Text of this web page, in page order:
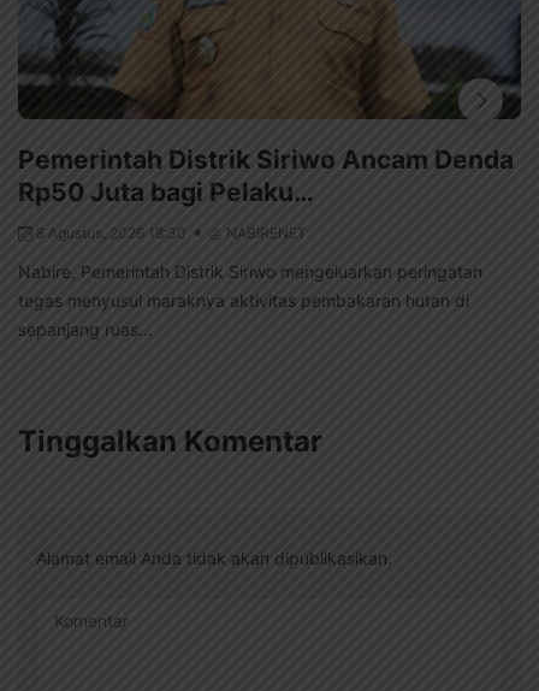
Pemerintah Distrik Siriwo Ancam Denda
Rp50 Juta bagi Pelaku…
8 Agustus, 2026 18:30 NABIRENET
Nabire, Pemerintah Distrik Siriwo mengeluarkan peringatan
tegas menyusul maraknya aktivitas pembakaran hutan di
sepanjang ruas...
Tinggalkan Komentar
Alamat email Anda tidak akan dipublikasikan.
Komentar